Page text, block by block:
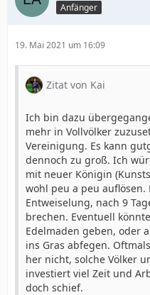
Anfänger
19. Mai 2021 um 16:09
Zitat von Kai
Ich bin dazu
mehr in Vollvölker
Vereinigung. Es kann
dennoch zu groß. Ich
mit neuer Königin
wohl peu a peu
Entweiselung, nach 9
brechen. Eventuell
Edelmaden geben, oder
ins Gras abfegen.
her nicht, solche Völker
investiert viel Zeit und
doch schief.